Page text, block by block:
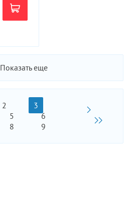
Показать еще
2
3
5
6
8 9